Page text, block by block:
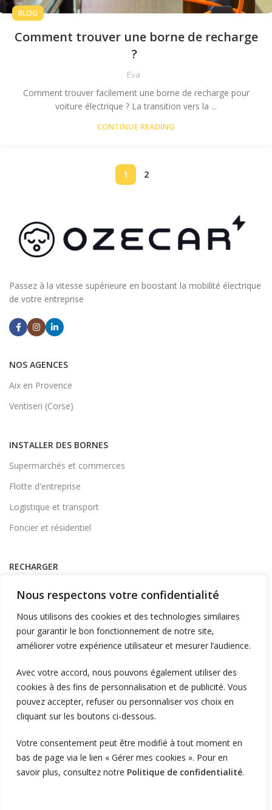
Nous respectons votre confidentialité
Nous utilisons des cookies et des technologies similaires
pour garantir le bon fonctionnement de notre site,
améliorer votre expérience utilisateur et mesurer l’audience.
Avec votre accord, nous pouvons également utiliser des
cookies à des fins de personnalisation et de publicité. Vous
pouvez accepter, refuser ou personnaliser vos choix en
cliquant sur les boutons ci-dessous.
Votre consentement peut être modifié à tout moment en
bas de page via le lien « Gérer mes cookies ». Pour en
savoir plus, consultez notre Politique de confidentialité.
BLOG
Comment trouver une borne de recharge
?
Eva
Comment trouver facilement une borne de recharge pour
voiture électrique ? La transition vers la ...
CONTINUE READING
1 2
Passez à la vitesse supérieure en boostant la mobilité électrique
de votre entreprise
NOS AGENCES
Aix en Provence
Ventiseri (Corse)
INSTALLER DES BORNES
Supermarchés et commerces
Flotte d'entreprise
Logistique et transport
Foncier et résidentiel
RECHARGER
A Domicile
Télécharger l'application
LIENS UTILES
L'entreprise
Vous êtes particulier ?